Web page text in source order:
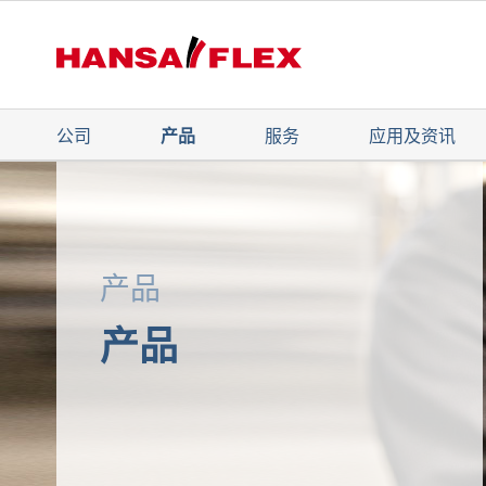
公司 产品 服务 应用及资讯
产品
产品